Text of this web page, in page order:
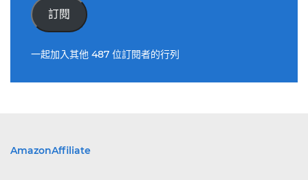
件
位
訂閱
一起加入其他 487 位訂閱者的行列
AmazonAffiliate